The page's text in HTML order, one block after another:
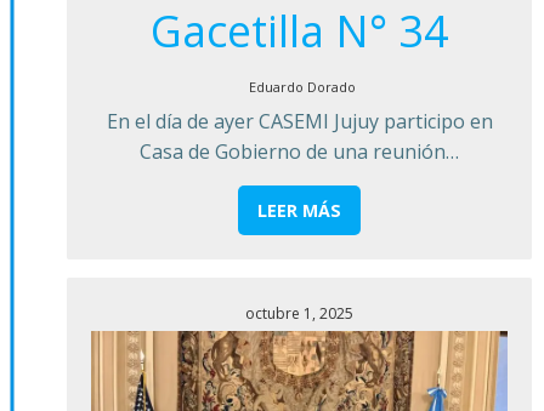
Gacetilla N° 34
Eduardo Dorado
En el día de ayer CASEMI Jujuy participo en
Casa de Gobierno de una reunión…
LEER MÁS
octubre 1, 2025